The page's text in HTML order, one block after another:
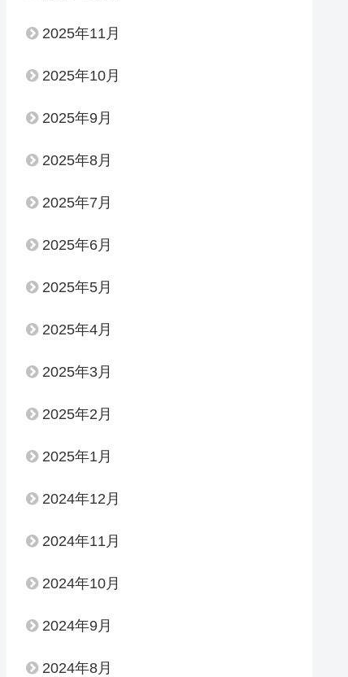
2025年11月
2025年10月
2025年9月
2025年8月
2025年7月
2025年6月
2025年5月
2025年4月
2025年3月
2025年2月
2025年1月
2024年12月
2024年11月
2024年10月
2024年9月
2024年8月